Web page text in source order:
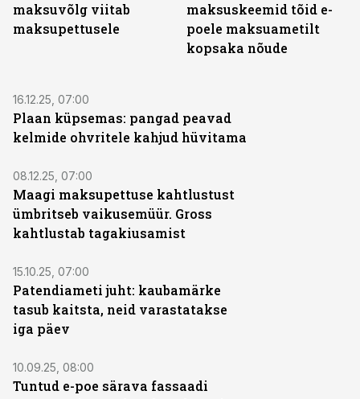
maksuvõlg viitab
maksupettusele
maksuskeemid tõid e-
poele maksuametilt
kopsaka nõude
16.12.25, 07:00
Plaan küpsemas: pangad peavad
kelmide ohvritele kahjud hüvitama
08.12.25, 07:00
Maagi maksupettuse kahtlustust
ümbritseb vaikusemüür. Gross
kahtlustab tagakiusamist
15.10.25, 07:00
Patendiameti juht: kaubamärke
tasub kaitsta, neid varastatakse
iga päev
10.09.25, 08:00
Tuntud e-poe särava fassaadi